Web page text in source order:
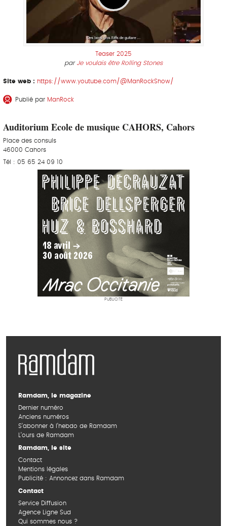
Teaser 2025
par Je voulais être Rolling Stones
Site web : https://www.youtube.com/@ManRockShow/
Publié par ManRock
Auditorium Ecole de musique CAHORS, Cahors
Place des consuls
46000 Cahors
Tél : 05 65 24 09 10
PUBLICITÉ
Ramdam, le magazine
Dernier numéro
Anciens numéros
S’abonner à l’hebdo de Ramdam
L’ours de Ramdam
Ramdam, le site
Contact
Mentions légales
Publicité : Annoncez dans Ramdam
Contact
Service Diffusion
Agence Ligne Sud
Qui sommes nous ?